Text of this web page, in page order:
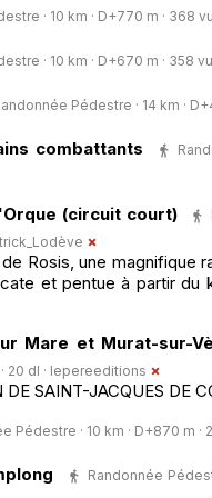
· 10 km · D+770 m · 368
· 10 km · D+670 m · 358
Pédestre · 14 km ·
combattants
(circuit court)
Rosis, une magnifique
et pentue à partir du
Mare et Murat-sur-
20 dl · lepereeditions
SAINT-JACQUES DE
Pédestre · 10 km · D+870 m ·
Randonnée